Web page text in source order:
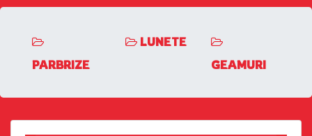
PARBRIZE
LUNETE
GEAMURI